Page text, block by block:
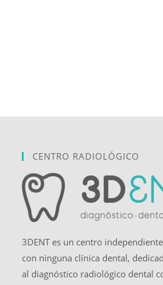
CENTRO RADIOLÓGICO
3DENT es un centro
con ninguna clínica dental,
al diagnóstico radiológico dental